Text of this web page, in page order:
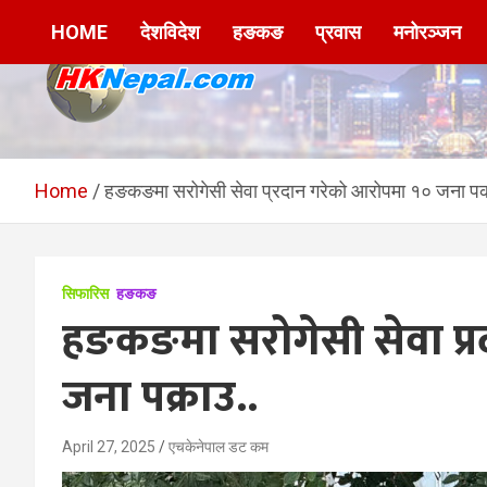
HKNepal.com –
हङकङबाट सञ्चालित पहिलो
नेपाली अनलाईन पत्रिका
hknepal, hknepal.com, hk nepal, hk nepal com
HOME देशविदेश हङकङ प्रवास मनोरञ्जन
Home हङकङमा सरोगेसी सेवा प्रदान गरेको आरोपमा १० जना
सिफारिस हङकङ
हङकङमा सरोगेसी सेवा
जना पक्राउ..
April 27, 2025 एचकेनेपाल डट कम